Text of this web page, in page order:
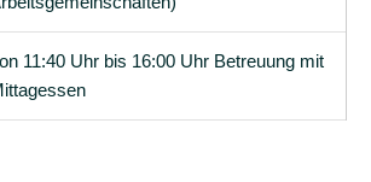
11:40 Uhr bis 16:00 Uhr Betreuung mit